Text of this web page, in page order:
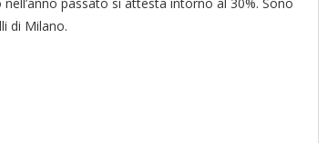
passato si attesta intorno al 30%. Sono
di Milano.